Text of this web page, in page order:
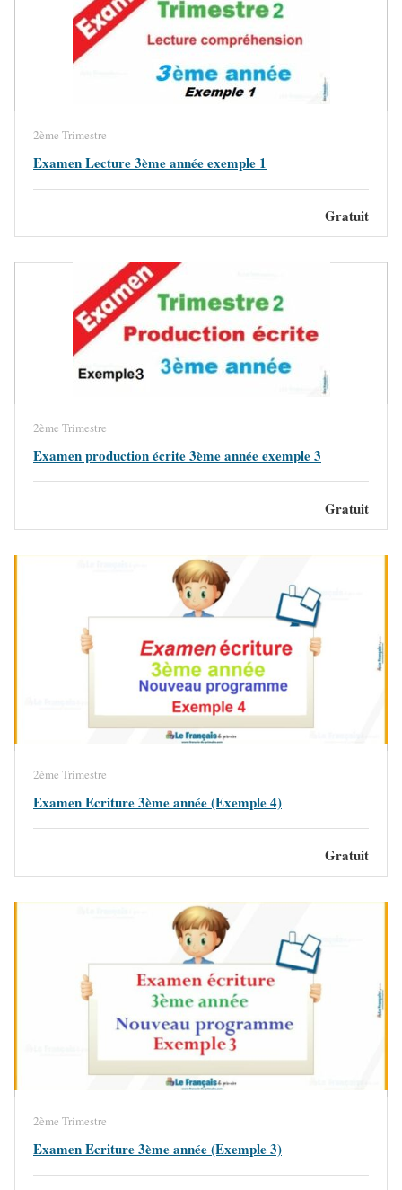
2ème Trimestre
Examen Lecture 3ème année exemple 1
Gratuit
2ème Trimestre
Examen production écrite 3ème année exemple 3
Gratuit
2ème Trimestre
Examen Ecriture 3ème année (Exemple 4)
Gratuit
2ème Trimestre
Examen Ecriture 3ème année (Exemple 3)